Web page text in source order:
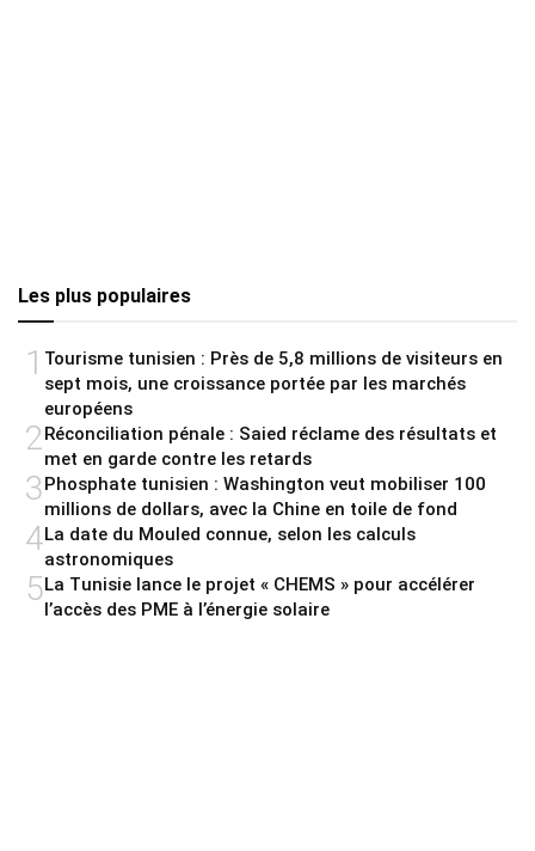
Les plus populaires
1 Tourisme tunisien : Près de 5,8 millions de visiteurs en
sept mois, une croissance portée par les marchés
européens
2 Réconciliation pénale : Saied réclame des résultats et
met en garde contre les retards
3Phosphate tunisien : Washington veut mobiliser 100
millions de dollars, avec la Chine en toile de fond
4La date du Mouled connue, selon les calculs
astronomiques
5La Tunisie lance le projet « CHEMS » pour accélérer
l’accès des PME à l’énergie solaire